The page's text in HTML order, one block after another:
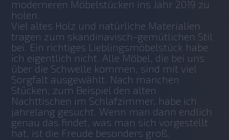
moderneren Möbelstücken ins Jahr 2019 zu
holen.
Viel altes Holz und natürliche Materialien
tragen zum skandinavisch-gemütlichen Stil
bei. Ein richtiges Lieblingsmöbelstück habe
ich eigentlich nicht. Alle Möbel, die bei uns
über die Schwelle kommen, sind mit viel
Sorgfalt ausgewählt. Nach manchen
Stücken, zum Beispiel den alten
Nachttischen im Schlafzimmer, habe ich
jahrelang gesucht. Wenn man dann endlich
genau das findet, was man sich vorgestellt
hat, ist die Freude besonders groß.